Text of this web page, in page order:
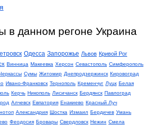
в данном регоне Украина
Одесса Запорожье Львов Кривой Рог
Винница Макеевка Херсон Севастополь Симферополь
Сумы Житомир Днепродзержинск Кировоград
Ивано-Франковск Тернополь Кременчуг Луцк Белая
Керчь Никополь Лисичанск Бердянск Павлоград
Алчевск Евпатория Енакиево Красный Луч
Александрия Шостка Измаил Бердичев Умань
Феодосия Бровары Свердловск Нежин Смела